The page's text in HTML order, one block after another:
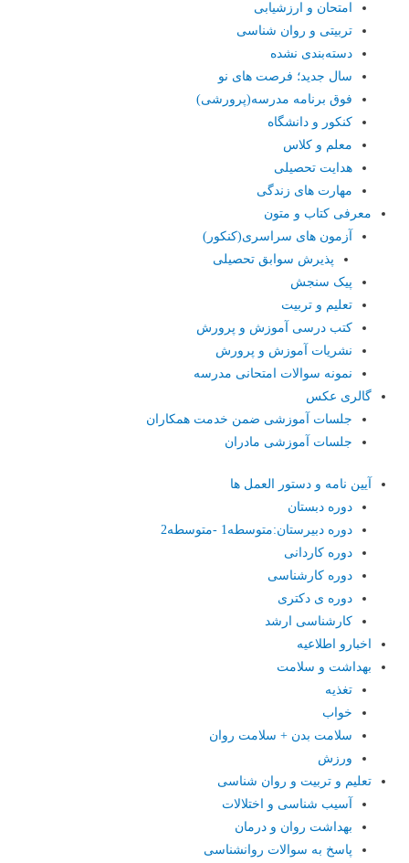
امتحان و ارزشیابی
تربیتی و روان شناسی
دسته‌بندی نشده
سال جدید؛ فرصت های نو
فوق برنامه مدرسه(پرورشی)
کنکور و دانشگاه
معلم و کلاس
هدایت تحصیلی
مهارت های زندگی
معرفی کتاب و متون
آزمون های سراسری(کنکور)
پذیرش سوابق تحصیلی
پیک سنجش
تعلیم و تربیت
کتب درسی آموزش و پرورش
نشریات آموزش و پرورش
نمونه سوالات امتحانی مدرسه
گالری عکس
جلسات آموزشی ضمن خدمت همکاران
جلسات آموزشی مادران
آیین نامه و دستور العمل ها
دوره دبستان
دوره دبیرستان:متوسطه1 -متوسطه2
دوره کاردانی
دوره کارشناسی
دوره ی دکتری
کارشناسی ارشد
اخبارو اطلاعیه
بهداشت و سلامت
تغذیه
خواب
سلامت بدن + سلامت روان
ورزش
تعلیم و تربیت و روان شناسی
آسیب شناسی و اختلالات
بهداشت روان و درمان
پاسخ به سوالات روانشناسی